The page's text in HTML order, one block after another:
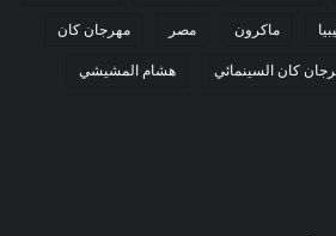
ماكرون مصر مهرجان كان
كان السينمائي هشام المشيشي